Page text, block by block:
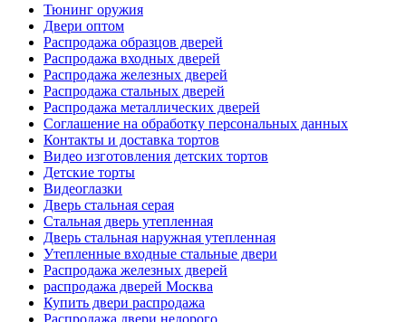
Тюнинг оружия
Двери оптом
Распродажа образцов дверей
Распродажа входных дверей
Распродажа железных дверей
Распродажа стальных дверей
Распродажа металлических дверей
Соглашение на обработку персональных данных
Контакты и доставка тортов
Видео изготовления детских тортов
Детские торты
Видеоглазки
Дверь стальная серая
Стальная дверь утепленная
Дверь стальная наружная утепленная
Утепленные входные стальные двери
Распродажа железных дверей
распродажа дверей Москва
Купить двери распродажа
Распродажа двери недорого